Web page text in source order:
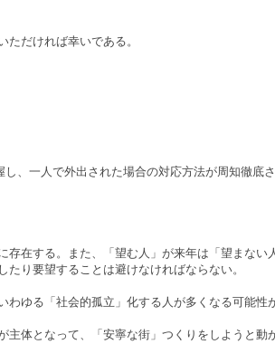
だければ幸いである。
、一人で外出された場合の対応方法が周知徹底
在する。また、「望む人」が来年は「望まない
り要望することは避けなければならない。
ゆる「社会的孤立」化する人が多くなる可能性
体となって、「安寧な街」つくりをしようと動